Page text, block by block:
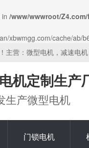
/www/wwwroot/
xbwmgg.com/cache/
主营：微型电机，减速电
机定制生产
生产微型电机
门锁电机